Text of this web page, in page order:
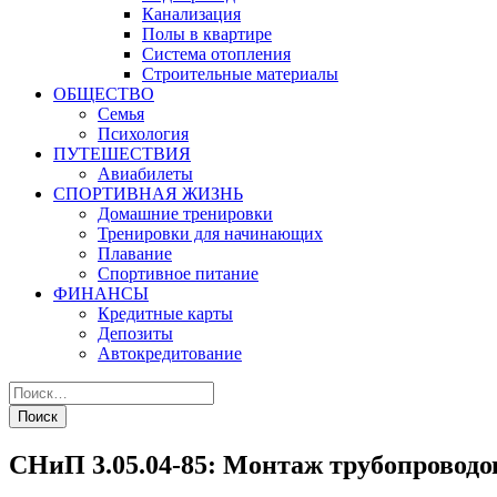
Канализация
Полы в квартире
Система отопления
Строительные материалы
ОБЩЕСТВО
Семья
Психология
ПУТЕШЕСТВИЯ
Авиабилеты
СПОРТИВНАЯ ЖИЗНЬ
Домашние тренировки
Тренировки для начинающих
Плавание
Спортивное питание
ФИНАНСЫ
Кредитные карты
Депозиты
Автокредитование
СНиП 3.05.04-85: Монтаж